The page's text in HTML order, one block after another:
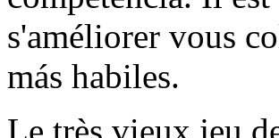
s'améliorer vous
más habiles.
Le très vieux jeu